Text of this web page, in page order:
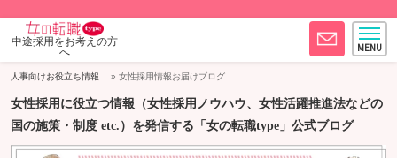
中途採用をお考えの方
へ
人事向けお役立ち情報 女性採用情報お届けブログ
女性採用に役立つ情報（女性採用ノウハウ、女性活躍推進法などの
国の施策・制度 etc.）を発信する「女の転職type」公式ブログ